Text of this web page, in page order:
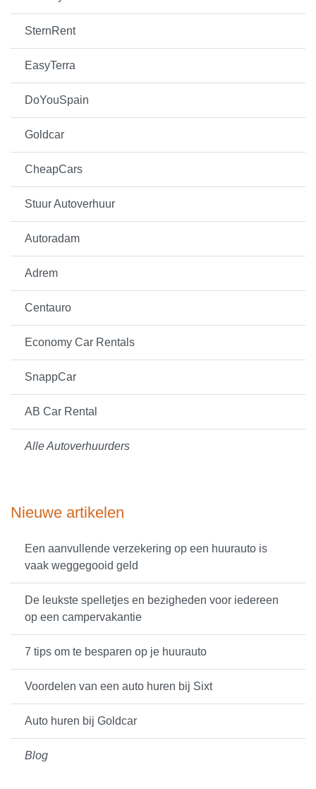
SternRent
EasyTerra
DoYouSpain
Goldcar
CheapCars
Stuur Autoverhuur
Autoradam
Adrem
Centauro
Economy Car Rentals
SnappCar
AB Car Rental
Alle Autoverhuurders
Nieuwe artikelen
Een aanvullende verzekering op een huurauto is
vaak weggegooid geld
De leukste spelletjes en bezigheden voor iedereen
op een campervakantie
7 tips om te besparen op je huurauto
Voordelen van een auto huren bij Sixt
Auto huren bij Goldcar
Blog